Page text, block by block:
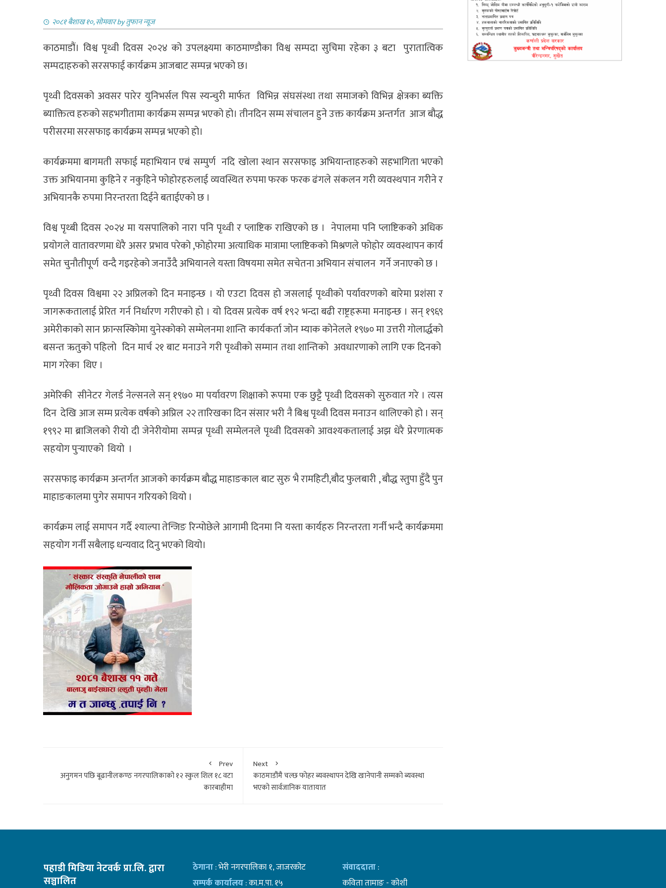
२०८१ बैशाख १०, सोमवारbyतुफान न्यूज
काठमाडौं। विश्व पृथ्वी दिवस २०२४ को उपलक्ष्यमा काठमाण्डौका विश्व सम्पदा सुचिमा रहेका ३ बटा पुरातात्विक
सम्पदाहरुको सरसफाई कार्यक्रम आजबाट सम्पन्न भएको छ।
पृथ्वी दिवसको अवसर पारेर युनिभर्सल पिस स्यन्चुरी मार्फत विभिन्न संघसंस्था तथा समाजको विभिन्न क्षेत्रका ब्यक्ति
ब्याक्तित्व हरुको सहभगीतामा कार्यक्रम सम्पन्न भएको हो। तीनदिन सम्म संचालन हुने उक्त कार्यक्रम अन्तर्गत आज बौद्ध
परीसरमा सरसफाइ कार्यक्रम सम्पन्न भएको हो।
कार्यक्रममा बागमती सफाई महाभियान एबं सम्पुर्ण नदि खोला स्थान सरसफाइ अभियान्ताहरुको सहभागिता भएको
उक्त अभियानमा कुहिने र नकुहिने फोहोरहरुलाई व्यवस्थित रुपमा फरक फरक ढंगले संकलन गरी व्यवस्थपान गरीने र
अभियानकै रुपमा निरन्तरता दिईने बताईएको छ ।
विश्व पृथ्बी दिवस २०२४ मा यसपालिको नारा पनि पृथ्वी र प्लाष्टिक राखिएको छ । नेपालमा पनि प्लाष्टिकको अधिक
प्रयोगले वातावरणमा धेरै असर प्रभाव परेको ,फोहोरमा अत्याधिक मात्रामा प्लाष्टिकको मिश्रणले फोहोर व्यवस्थापन कार्य
समेत चुनौतीपूर्ण वन्दै गइरहेको जनाउँदै अभियानले यस्ता विषयमा समेत सचेतना अभियान संचालन गर्ने जनाएको छ ।
पृथ्वी दिवस विश्वमा २२ अप्रिलको दिन मनाइन्छ । यो एउटा दिवस हो जसलाई पृथ्वीको पर्यावरणको बारेमा प्रशंसा र
जागरूकतालाई प्रेरित गर्न निर्धारण गरीएको हो । यो दिवस प्रत्येक वर्ष १९२ भन्दा बढी राष्ट्रहरूमा मनाइन्छ । सन् १९६९
अमेरीकाको सान फ्रान्सस्किोमा युनेस्कोको सम्मेलनमा शान्ति कार्यकर्ता जोन म्याक कोनेलले १९७० मा उत्तरी गोलार्द्धको
बसन्त ऋतुको पहिलो दिन मार्च २१ बाट मनाउने गरी पृथ्वीको सम्मान तथा शान्तिको अवधारणाको लागि एक दिनको
माग गरेका थिए ।
अमेरिकी सीनेटर गेलर्ड नेल्सनले सन् १९७० मा पर्यावरण शिक्षाको रूपमा एक छुट्टै पृथ्वी दिवसको सुरुवात गरे । त्यस
दिन देखि आज सम्म प्रत्येक वर्षको अप्रिल २२ तारिखका दिन संसार भरी नै बिश्व पृथ्वी दिवस मनाउन थालिएको हो । सन्
१९९२ मा ब्राजिलको रीयो दी जेनेरीयोमा सम्पन्न पृथ्वी सम्मेलनले पृथ्वी दिवसको आवश्यकतालाई अझ धेरै प्रेरणात्मक
सहयोग पुर्याएको थियो ।
सरसफाइ कार्यक्रम अन्तर्गत आजको कार्यक्रम बौद्ध माहाङकाल बाट सुरु भै रामहिटी,बौद फुलबारी , बौद्ध स्तुपा हुँदै पुन
माहाङकालमा पुगेर समापन गरियको थियो ।
कार्यक्रम लाई समापन गर्दै श्याल्पा तेन्जिङ रिन्पोछेले आगामी दिनमा नि यस्ता कार्यहरु निरन्तरता गर्नी भन्दै कार्यक्रममा
सहयोग गर्नी सबैलाइ धन्यवाद दिनु भएको थियो।
Prev
अनुगमन पछि बूढानीलकण्ठ नगरपालिकाको १२ स्कुल शिल १८ वटा
कारबाहीमा
Next
काठमाडौंमै चल्छ फोहर ब्यवस्थापन देखि खानेपानी सम्मको ब्यवस्था
भएको सार्वजानिक यातायात
पहाडी मिडिया नेटवर्क प्रा.लि. द्वारा
सञ्चालित
ठेगाना: भेरी नगरपालिका १, जाजरकोट
सम्पर्क कार्यालय: का.म.पा. १५
संवाददाता:
कविता तामाङ - कोशी